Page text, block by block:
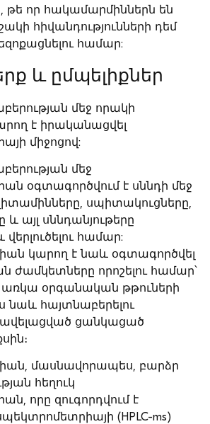
թե որ հակամարմիններն են
հիվանդությունների դեմ
համար:
և ըմպելիքներ
մեջ որակի
է իրականացվել
միջոցով:
մեջ
օգտագործվում է սննդի մեջ
սպիտակուցները,
այլ սննդանյութերը
վերլուծելու համար:
կարող է նաև օգտագործվել
ժամկետները որոշելու համար՝
առկա օրգանական թթուների
նաև հայտնաբերելու
ավելացված ցանկացած
մասնավորապես, բարձր
հեղուկ
որը զուգորդվում է
(HPLC-ms)